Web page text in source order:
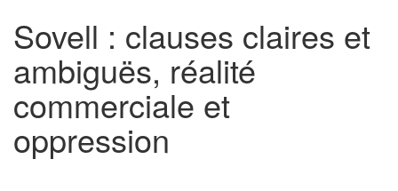
Sovell : clauses claires et
ambiguës, réalité
commerciale et
oppression